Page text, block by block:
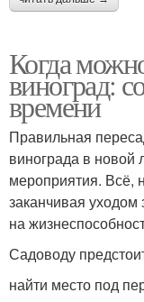
Когда
виноград:
времени
Правильная
винограда в новой
мероприятия. Всё,
заканчивая
на
Садоводу
найти место под